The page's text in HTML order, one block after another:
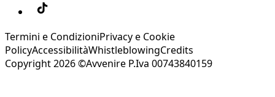
Termini e CondizioniPrivacy e Cookie
PolicyAccessibilitàWhistleblowingCredits
Copyright 2026 ©Avvenire P.Iva 00743840159